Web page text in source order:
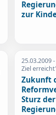
zur
25.03.2009
Ziel
Zukunft
Sturz